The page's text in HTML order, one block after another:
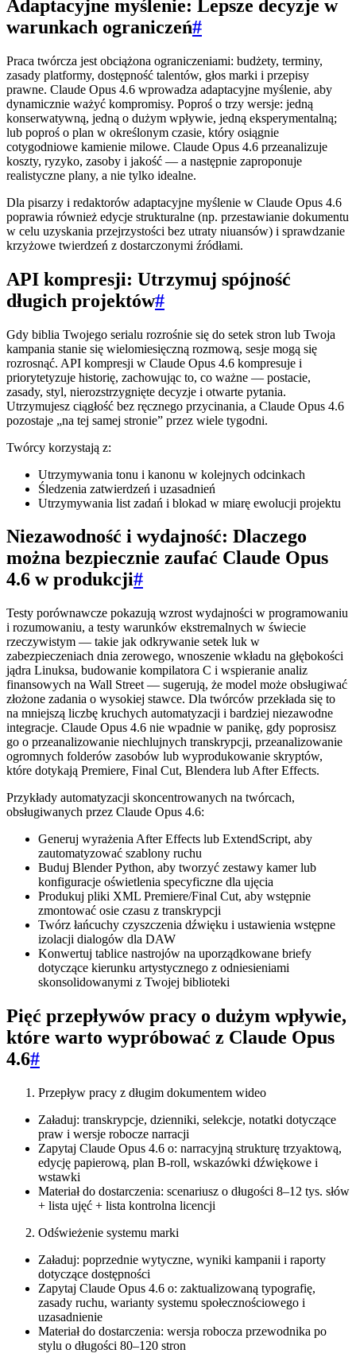
Adaptacyjne myślenie: Lepsze decyzje w
warunkach ograniczeń#
Praca twórcza jest obciążona ograniczeniami: budżety, terminy,
zasady platformy, dostępność talentów, głos marki i przepisy
prawne. Claude Opus 4.6 wprowadza adaptacyjne myślenie, aby
dynamicznie ważyć kompromisy. Poproś o trzy wersje: jedną
konserwatywną, jedną o dużym wpływie, jedną eksperymentalną;
lub poproś o plan w określonym czasie, który osiągnie
cotygodniowe kamienie milowe. Claude Opus 4.6 przeanalizuje
koszty, ryzyko, zasoby i jakość — a następnie zaproponuje
realistyczne plany, a nie tylko idealne.
Dla pisarzy i redaktorów adaptacyjne myślenie w Claude Opus 4.6
poprawia również edycje strukturalne (np. przestawianie dokumentu
w celu uzyskania przejrzystości bez utraty niuansów) i sprawdzanie
krzyżowe twierdzeń z dostarczonymi źródłami.
API kompresji: Utrzymuj spójność
długich projektów#
Gdy biblia Twojego serialu rozrośnie się do setek stron lub Twoja
kampania stanie się wielomiesięczną rozmową, sesje mogą się
rozrosnąć. API kompresji w Claude Opus 4.6 kompresuje i
priorytetyzuje historię, zachowując to, co ważne — postacie,
zasady, styl, nierozstrzygnięte decyzje i otwarte pytania.
Utrzymujesz ciągłość bez ręcznego przycinania, a Claude Opus 4.6
pozostaje „na tej samej stronie” przez wiele tygodni.
Twórcy korzystają z:
Utrzymywania tonu i kanonu w kolejnych odcinkach
Śledzenia zatwierdzeń i uzasadnień
Utrzymywania list zadań i blokad w miarę ewolucji projektu
Niezawodność i wydajność: Dlaczego
można bezpiecznie zaufać Claude Opus
4.6 w produkcji#
Testy porównawcze pokazują wzrost wydajności w programowaniu
i rozumowaniu, a testy warunków ekstremalnych w świecie
rzeczywistym — takie jak odkrywanie setek luk w
zabezpieczeniach dnia zerowego, wnoszenie wkładu na głębokości
jądra Linuksa, budowanie kompilatora C i wspieranie analiz
finansowych na Wall Street — sugerują, że model może obsługiwać
złożone zadania o wysokiej stawce. Dla twórców przekłada się to
na mniejszą liczbę kruchych automatyzacji i bardziej niezawodne
integracje. Claude Opus 4.6 nie wpadnie w panikę, gdy poprosisz
go o przeanalizowanie niechlujnych transkrypcji, przeanalizowanie
ogromnych folderów zasobów lub wyprodukowanie skryptów,
które dotykają Premiere, Final Cut, Blendera lub After Effects.
Przykłady automatyzacji skoncentrowanych na twórcach,
obsługiwanych przez Claude Opus 4.6:
Generuj wyrażenia After Effects lub ExtendScript, aby
zautomatyzować szablony ruchu
Buduj Blender Python, aby tworzyć zestawy kamer lub
konfiguracje oświetlenia specyficzne dla ujęcia
Produkuj pliki XML Premiere/Final Cut, aby wstępnie
zmontować osie czasu z transkrypcji
Twórz łańcuchy czyszczenia dźwięku i ustawienia wstępne
izolacji dialogów dla DAW
Konwertuj tablice nastrojów na uporządkowane briefy
dotyczące kierunku artystycznego z odniesieniami
skonsolidowanymi z Twojej biblioteki
Pięć przepływów pracy o dużym wpływie,
które warto wypróbować z Claude Opus
4.6#
Przepływ pracy z długim dokumentem wideo
Załaduj: transkrypcje, dzienniki, selekcje, notatki dotyczące
praw i wersje robocze narracji
Zapytaj Claude Opus 4.6 o: narracyjną strukturę trzyaktową,
edycję papierową, plan B‑roll, wskazówki dźwiękowe i
wstawki
Materiał do dostarczenia: scenariusz o długości 8–12 tys. słów
+ lista ujęć + lista kontrolna licencji
Odświeżenie systemu marki
Załaduj: poprzednie wytyczne, wyniki kampanii i raporty
dotyczące dostępności
Zapytaj Claude Opus 4.6 o: zaktualizowaną typografię,
zasady ruchu, warianty systemu społecznościowego i
uzasadnienie
Materiał do dostarczenia: wersja robocza przewodnika po
stylu o długości 80–120 stron